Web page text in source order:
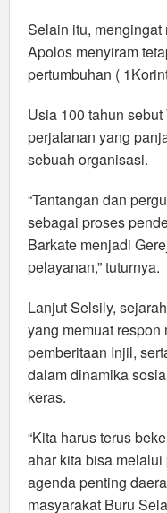
Selain itu, mengingat
Apolos menyiram
pertumbuhan (
Usia 100 tahun
perjalanan yang
sebuah organisasi.
“Tantangan dan
sebagai proses
Barkate menjadi
pelayanan,” tuturnya.
Lanjut Selsily,
yang memuat
pemberitaan Injil,
dalam dinamika
keras.
“Kita harus terus
ahar kita bisa
agenda penting
masyarakat Buru